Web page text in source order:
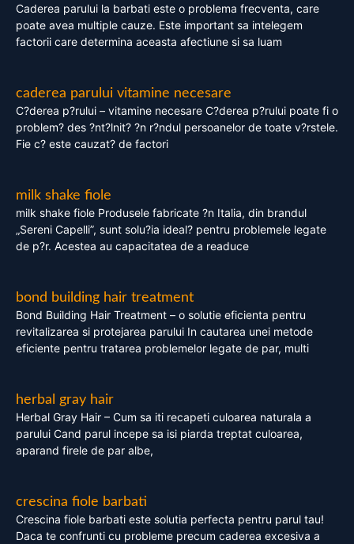
Caderea parului la barbati este o problema frecventa, care
poate avea multiple cauze. Este important sa intelegem
factorii care determina aceasta afectiune si sa luam
caderea parului vitamine necesare
C?derea p?rului – vitamine necesare C?derea p?rului poate fi o
problem? des ?nt?lnit? ?n r?ndul persoanelor de toate v?rstele.
Fie c? este cauzat? de factori
milk shake fiole
milk shake fiole Produsele fabricate ?n Italia, din brandul
„Sereni Capelli”, sunt solu?ia ideal? pentru problemele legate
de p?r. Acestea au capacitatea de a readuce
bond building hair treatment
Bond Building Hair Treatment – o solutie eficienta pentru
revitalizarea si protejarea parului In cautarea unei metode
eficiente pentru tratarea problemelor legate de par, multi
herbal gray hair
Herbal Gray Hair – Cum sa iti recapeti culoarea naturala a
parului Cand parul incepe sa isi piarda treptat culoarea,
aparand firele de par albe,
crescina fiole barbati
Crescina fiole barbati este solutia perfecta pentru parul tau!
Daca te confrunti cu probleme precum caderea excesiva a